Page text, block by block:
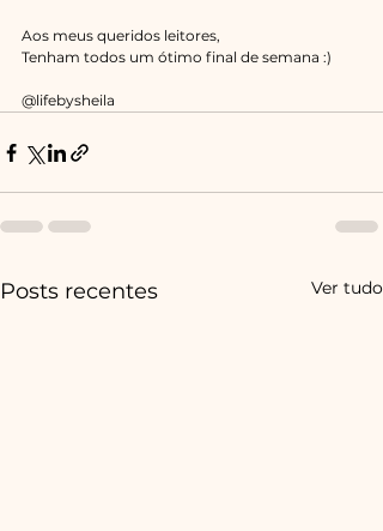
Aos meus queridos leitores,
Tenham todos um ótimo final de semana :)
@lifebysheila
Posts recentes Ver tudo